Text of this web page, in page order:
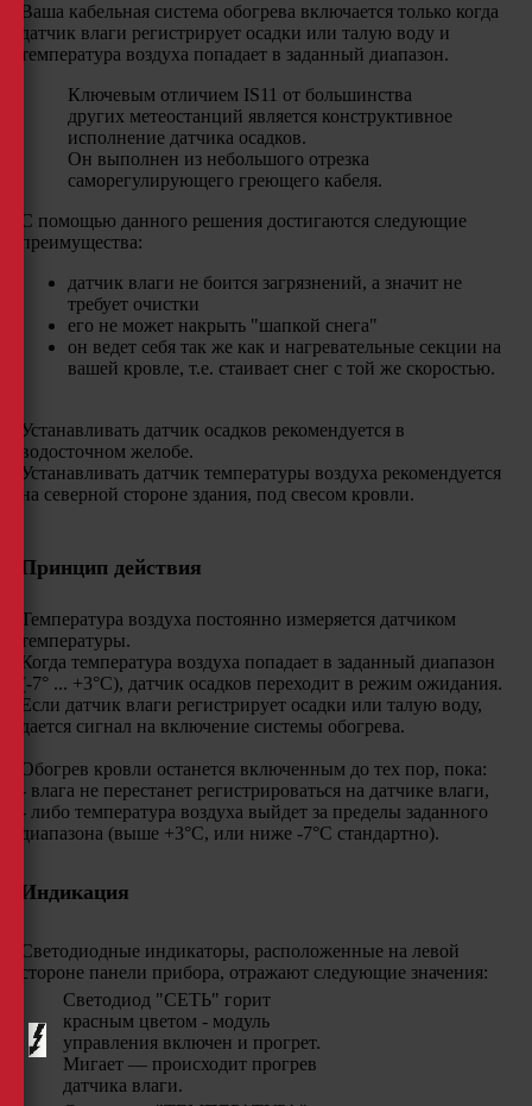
Ваша кабельная система обогрева включается только когда
датчик влаги регистрирует осадки или талую воду и
температура воздуха попадает в заданный диапазон.
Ключевым отличием IS11 от большинства
других метеостанций является конструктивное
исполнение датчика осадков.
Он выполнен из небольшого отрезка
саморегулирующего греющего кабеля.
С помощью данного решения достигаются следующие
преимущества:
датчик влаги не боится загрязнений, а значит не
требует очистки
его не может накрыть "шапкой снега"
он ведет себя так же как и нагревательные секции на
вашей кровле, т.е. стаивает снег с той же скоростью.
Устанавливать датчик осадков рекомендуется в
водосточном желобе.
Устанавливать датчик температуры воздуха рекомендуется
на северной стороне здания, под свесом кровли.
Принцип действия
Температура воздуха постоянно измеряется датчиком
температуры.
Когда температура воздуха попадает в заданный диапазон
(-7° ... +3°С), датчик осадков переходит в режим ожидания.
Если датчик влаги регистрирует осадки или талую воду,
дается сигнал на включение системы обогрева.
Обогрев кровли останется включенным до тех пор, пока:
- влага не перестанет регистрироваться на датчике влаги,
- либо температура воздуха выйдет за пределы заданного
диапазона (выше +3°C, или ниже -7°С стандартно).
Индикация
Светодиодные индикаторы, расположенные на левой
стороне панели прибора, отражают следующие значения:
Светодиод "СЕТЬ" горит
красным цветом - модуль
управления включен и прогрет.
Мигает — происходит прогрев
датчика влаги.